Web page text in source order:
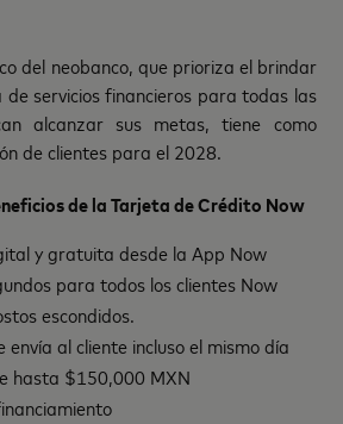
del neobanco, que prioriza el brindar
servicios financieros para todas las
alcanzar sus metas, tiene como
de clientes para el 2028.
de la Tarjeta de Crédito Now
y gratuita desde la App Now
para todos los clientes Now
escondidos.
al cliente incluso el mismo día
hasta $150,000 MXN